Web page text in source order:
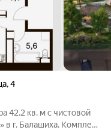
,4
42.2 кв. м c чистовой
г. Балашиха. Комплекс